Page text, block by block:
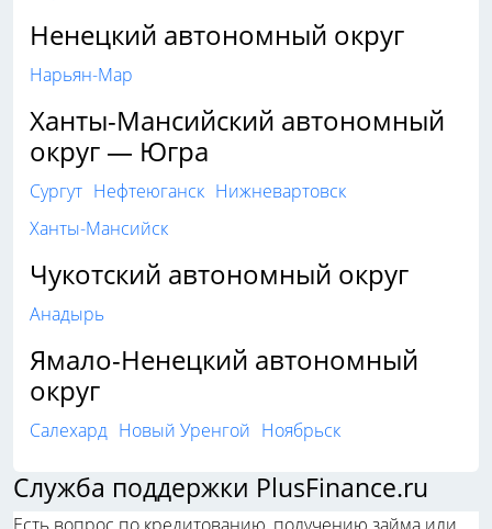
Ненецкий автономный округ
Нарьян-Мар
Ханты-Мансийский автономный
округ — Югра
Сургут Нефтеюганск Нижневартовск
Ханты-Мансийск
Чукотский автономный округ
Анадырь
Ямало-Ненецкий автономный
округ
Салехард Новый Уренгой Ноябрьск
Служба поддержки PlusFinance.ru